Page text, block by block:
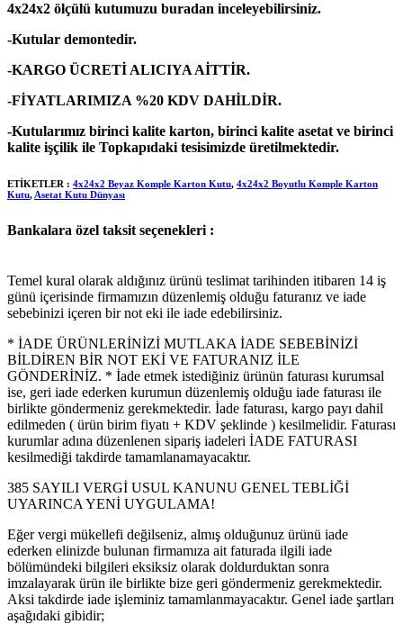
4x24x2 ölçülü kutumuzu buradan inceleyebilirsiniz.
-Kutular demontedir.
-KARGO ÜCRETİ ALICIYA AİTTİR.
-FİYATLARIMIZA %20 KDV DAHİLDİR.
-Kutularımız birinci kalite karton, birinci kalite asetat ve birinci
kalite işçilik ile Topkapıdaki tesisimizde üretilmektedir.
ETİKETLER : 4x24x2 Beyaz Komple Karton Kutu, 4x24x2 Boyutlu Komple Karton
Kutu, Asetat Kutu Dünyası
Bankalara özel taksit seçenekleri :
Temel kural olarak aldığınız ürünü teslimat tarihinden itibaren 14 iş
günü içerisinde firmamızın düzenlemiş olduğu faturanız ve iade
sebebinizi içeren bir not eki ile iade edebilirsiniz.
* İADE ÜRÜNLERİNİZİ MUTLAKA İADE SEBEBİNİZİ
BİLDİREN BİR NOT EKİ VE FATURANIZ İLE
GÖNDERİNİZ. * İade etmek istediğiniz ürünün faturası kurumsal
ise, geri iade ederken kurumun düzenlemiş olduğu iade faturası ile
birlikte göndermeniz gerekmektedir. İade faturası, kargo payı dahil
edilmeden ( ürün birim fiyatı + KDV şeklinde ) kesilmelidir. Faturası
kurumlar adına düzenlenen sipariş iadeleri İADE FATURASI
kesilmediği takdirde tamamlanamayacaktır.
385 SAYILI VERGİ USUL KANUNU GENEL TEBLİĞİ
UYARINCA YENİ UYGULAMA!
Eğer vergi mükellefi değilseniz, almış olduğunuz ürünü iade
ederken elinizde bulunan firmamıza ait faturada ilgili iade
bölümündeki bilgileri eksiksiz olarak doldurduktan sonra
imzalayarak ürün ile birlikte bize geri göndermeniz gerekmektedir.
Aksi takdirde iade işleminiz tamamlanmayacaktır. Genel iade şartları
aşağıdaki gibidir;